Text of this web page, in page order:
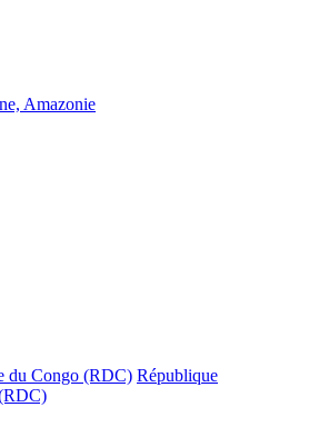
Amazonie
du Congo (RDC) République